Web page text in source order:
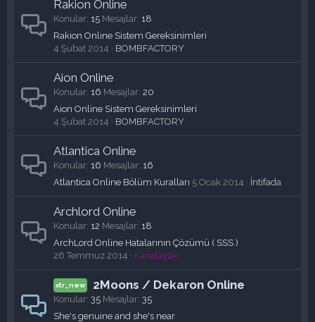
Rakion Online
Konular 15 Mesajlar 18
Rakion Online Sistem Gereksinimleri
4 Şubat 2014
BOMBFACTORY
Aion Online
Konular 16 Mesajlar 20
Aion Online Sistem Gereksinimleri
4 Şubat 2014
BOMBFACTORY
Atlantica Online
Konular 16 Mesajlar 16
Atlantica Online Bölüm Kuralları 5 Ocak 2014 İntifada
Archlord Online
Konular 12 Mesajlar 18
ArchLord Online Hatalarının Çözümü ( SSS )
26 Temmuz 2014
Kanatayak
2Moons / Dekaron Online
Konular 35 Mesajlar 35
She's genuine and she's near